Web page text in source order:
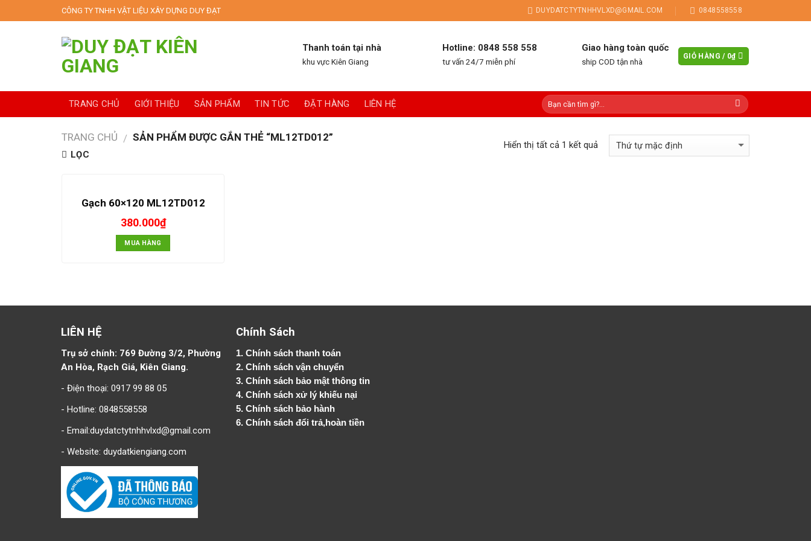
to
CÔNG TY TNHH VẬT LIỆU XÂY DỰNG DUY ĐẠT DUYDATCTYTNHHVLXD@GMAIL.COM 0848558558
Thanh toán tại nhà
khu vực Kiên Giang
Hotline: 0848 558 558
tư vấn 24/7 miễn phí
Giao hàng toàn quốc
ship COD tận nhà
GIỎ HÀNG / 0₫
TRANG CHỦ GIỚI THIỆU SẢN PHẨM TIN TỨC ĐẶT HÀNG LIÊN HỆ
TRANG CHỦ / SẢN PHẨM ĐƯỢC GẮN THẺ “ML12TD012”
LỌC
Hiển thị tất cả 1 kết quả
Gạch 60×120 ML12TD012
380.000₫
MUA HÀNG
LIÊN HỆ
Trụ sở chính: 769 Đường 3/2, Phường
An Hòa, Rạch Giá, Kiên Giang.
- Điện thoại: 0917 99 88 05
- Hotline: 0848558558
- Email:duydatctytnhhvlxd@gmail.com
- Website: duydatkiengiang.com
Chính Sách
1.Chính sách thanh toán
2.Chính sách vận chuyển
3. Chính sách bảo mật thông tin
4.Chính sách xử lý khiếu nại
5.Chính sách bảo hành
6.Chính sách đổi trả,hoàn tiền